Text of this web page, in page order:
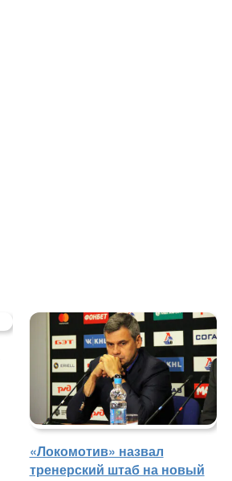
«Локомотив» назвал
тренерский штаб на новый